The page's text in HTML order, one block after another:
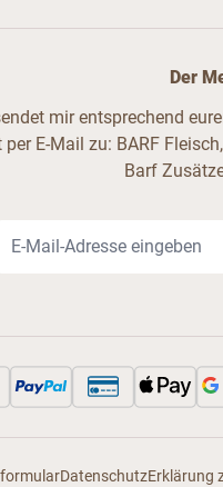
Der
mir entsprechend
E-Mail zu: BARF
Barf
DatenschutzErklärung